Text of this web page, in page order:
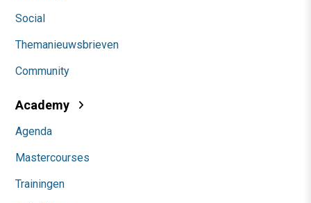
Social
Themanieuwsbrieven
Community
Academy
Agenda
Mastercourses
Trainingen